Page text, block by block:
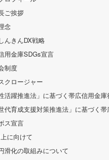
ご挨拶
念
んきんDX戦略
用金庫SDGs宣言
制度
クロージャー
活躍推進法」に基づく帯広信用金
代育成支援対策推進法」に基づく
ス宣言
に向けて
滑化の取組みについて